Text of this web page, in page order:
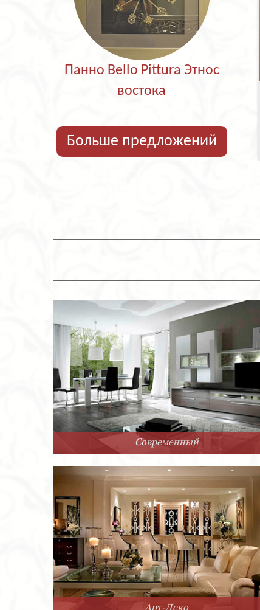
Панно Bello Pittura Этнос
востока
Больше предложений
Современный
Арт-Деко